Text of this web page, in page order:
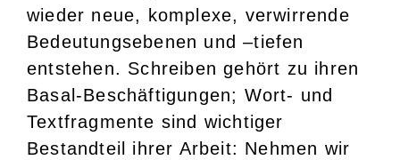
wieder neue, komplexe, verwirrende
Bedeutungsebenen und –tiefen
entstehen. Schreiben gehört zu ihren
Basal-Beschäftigungen; Wort- und
Textfragmente sind wichtiger
Bestandteil ihrer Arbeit: Nehmen wir